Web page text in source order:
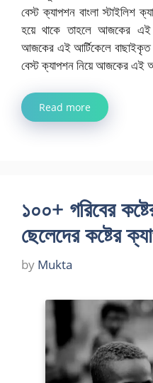
বেস্ট ক্যাপশন বাংলা স্টাইলিশ
হয়ে থাকে তাহলে আজকের এই
আজকের এই আর্টিকেলে বাছাইকৃত
বেস্ট ক্যাপশন নিয়ে আজকের এই
Read more
১০০+ গরিবের
ছেলেদের কষ্টের
by Mukta